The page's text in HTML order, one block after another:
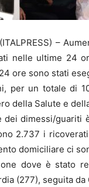
–
nelle ultime 24
ore sono stati
per un totale di
della Salute e
dei dimessi/guariti
2.737 i
domiciliare ci
dove è stato
(277), seguita